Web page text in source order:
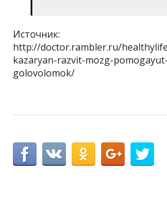
Источник:
http://doctor.rambler.ru/
kazaryan-razvit-mozg-
golovolomok/